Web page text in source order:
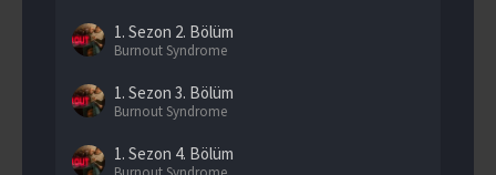
1. Sezon 2. Bölüm
Burnout Syndrome
1. Sezon 3. Bölüm
Burnout Syndrome
1. Sezon 4. Bölüm